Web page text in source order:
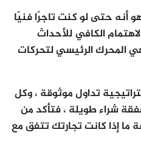
أنه حتى لو كنت تاجرًا فنيًا
الكافي للأحداث
المحرك الرئيسي لتحركات
تداول موثوقة ، وكل
شراء طويلة ، فتأكد من
إذا كانت تجارتك تتفق مع